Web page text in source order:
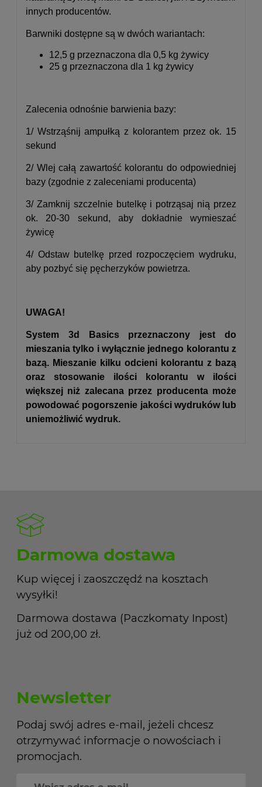
innych producentów.
Barwniki dostępne są w dwóch wariantach:
12,5 g przeznaczona dla 0,5 kg żywicy
25 g przeznaczona dla 1 kg żywicy
Zalecenia odnośnie barwienia bazy:
1/ Wstrząśnij ampułką z kolorantem przez ok. 15
sekund
2/ Wlej całą zawartość kolorantu do odpowiedniej
bazy (zgodnie z zaleceniami producenta)
3/ Zamknij szczelnie butelkę i potrząsaj nią przez
ok. 20-30 sekund, aby dokładnie wymieszać
żywicę
4/ Odstaw butelkę przed rozpoczęciem wydruku,
aby pozbyć się pęcherzyków powietrza.
UWAGA!
System 3d Basics przeznaczony jest do
mieszania tylko i wyłącznie jednego kolorantu z
bazą. Mieszanie kilku odcieni kolorantu z bazą
oraz stosowanie ilości kolorantu w ilości
większej niż zalecana przez producenta może
powodować pogorszenie jakości wydruków lub
uniemożliwić wydruk.
Darmowa dostawa
Kup więcej i zaoszczędź na kosztach
wysyłki!
Darmowa dostawa (Paczkomaty Inpost)
już od 200,00 zł.
Newsletter
Podaj swój adres e-mail, jeżeli chcesz
otrzymywać informacje o nowościach i
promocjach.